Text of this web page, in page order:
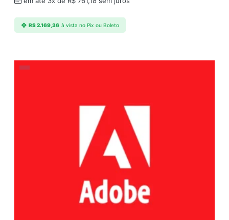
R$2.169,36 à vista no Pix ou Boleto